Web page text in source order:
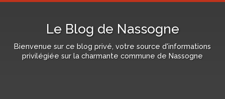
Le Blog de Nassogne
Bienvenue sur ce blog privé, votre source d'informations
privilégiée sur la charmante commune de Nassogne